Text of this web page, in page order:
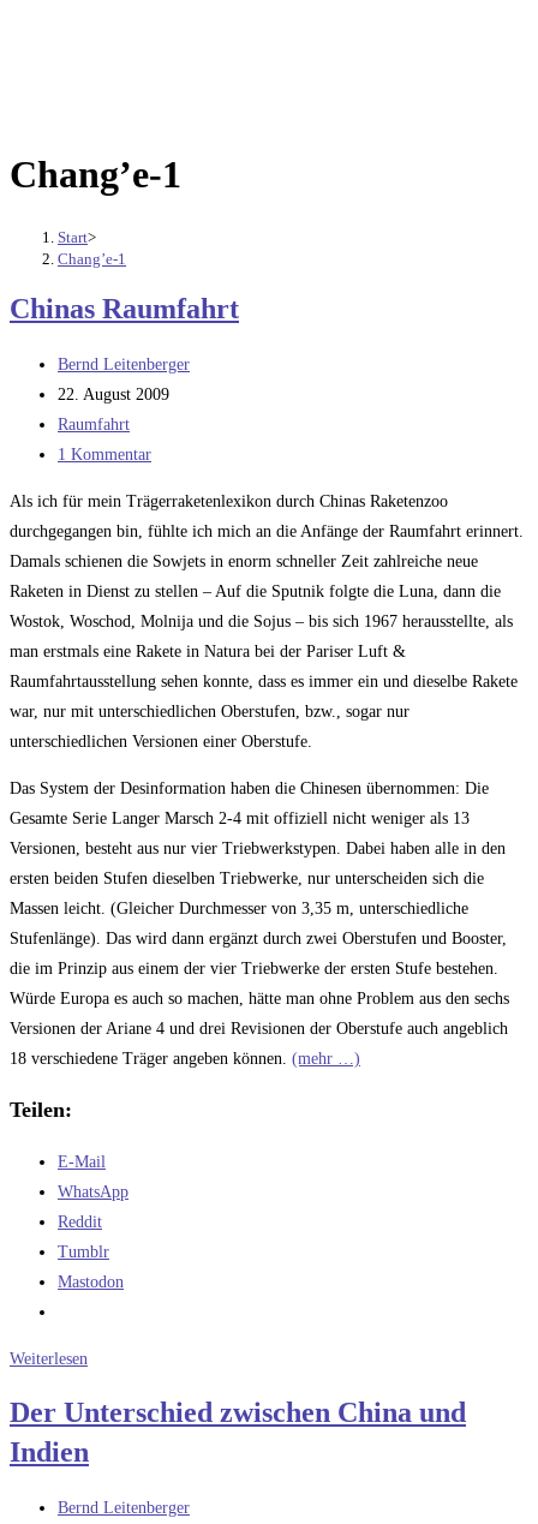
Chang’e-1
Start>
Chang’e-1
Chinas Raumfahrt
Beitrags-
Autor:
Bernd Leitenberger
Beitrag
veröffentlicht:
22. August 2009
Beitrags-
Kategorie:
Raumfahrt
Beitrags-
1 Kommentar
Als ich für mein Trägerraketenlexikon durch Chinas Raketenzoo
durchgegangen bin, fühlte ich mich an die Anfänge der Raumfahrt erinnert.
Damals schienen die Sowjets in enorm schneller Zeit zahlreiche neue
Raketen in Dienst zu stellen – Auf die Sputnik folgte die Luna, dann die
Wostok, Woschod, Molnija und die Sojus – bis sich 1967 herausstellte, als
man erstmals eine Rakete in Natura bei der Pariser Luft &
Raumfahrtausstellung sehen konnte, dass es immer ein und dieselbe Rakete
war, nur mit unterschiedlichen Oberstufen, bzw., sogar nur
unterschiedlichen Versionen einer Oberstufe.
Das System der Desinformation haben die Chinesen übernommen: Die
Gesamte Serie Langer Marsch 2-4 mit offiziell nicht weniger als 13
Versionen, besteht aus nur vier Triebwerkstypen. Dabei haben alle in den
ersten beiden Stufen dieselben Triebwerke, nur unterscheiden sich die
Massen leicht. (Gleicher Durchmesser von 3,35 m, unterschiedliche
Stufenlänge). Das wird dann ergänzt durch zwei Oberstufen und Booster,
die im Prinzip aus einem der vier Triebwerke der ersten Stufe bestehen.
Würde Europa es auch so machen, hätte man ohne Problem aus den sechs
Versionen der Ariane 4 und drei Revisionen der Oberstufe auch angeblich
18 verschiedene Träger angeben können. (mehr …)
Teilen:
E-Mail
WhatsApp
Reddit
Tumblr
Mastodon
Weiterlesen
Der Unterschied zwischen China und
Indien
Beitrags-
Bernd Leitenberger